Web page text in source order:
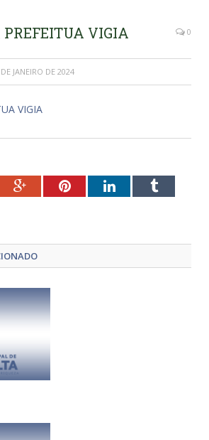
VIGIA 0
JANEIRO DE 2024
VIGIA
Google+PinterestLinkedInTumblr